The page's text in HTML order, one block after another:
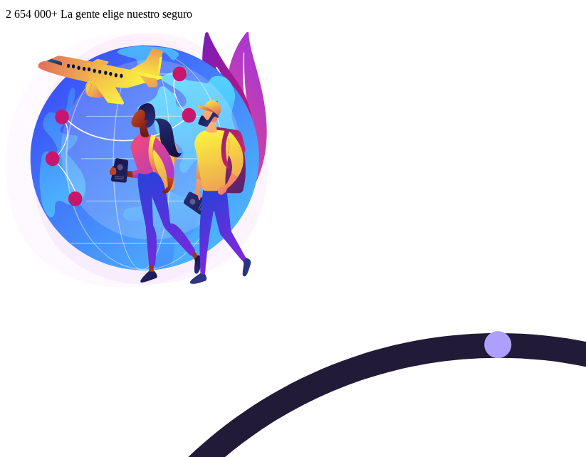
2 654 000+ La gente elige nuestro seguro